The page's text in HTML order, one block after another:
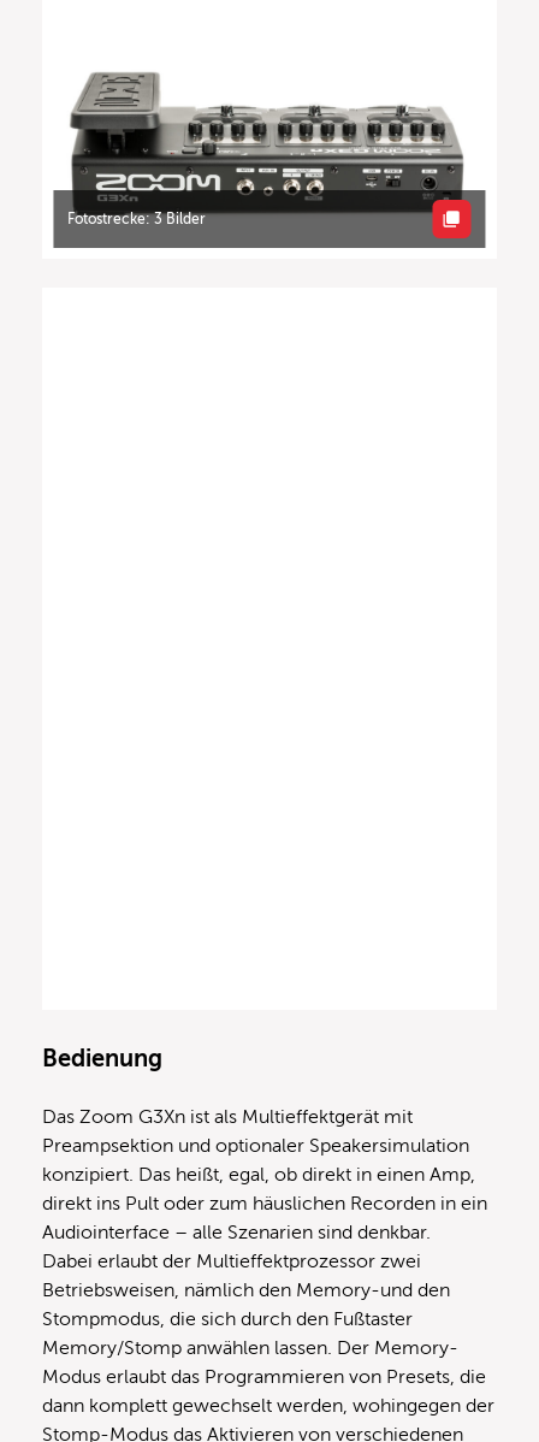
Fotostrecke: 3 Bilder
Bedienung
Das Zoom G3Xn ist als Multieffektgerät mit
Preampsektion und optionaler Speakersimulation
konzipiert. Das heißt, egal, ob direkt in einen Amp,
direkt ins Pult oder zum häuslichen Recorden in ein
Audiointerface – alle Szenarien sind denkbar.
Dabei erlaubt der Multieffektprozessor zwei
Betriebsweisen, nämlich den Memory-und den
Stompmodus, die sich durch den Fußtaster
Memory/Stomp anwählen lassen. Der Memory-
Modus erlaubt das Programmieren von Presets, die
dann komplett gewechselt werden, wohingegen der
Stomp-Modus das Aktivieren von verschiedenen